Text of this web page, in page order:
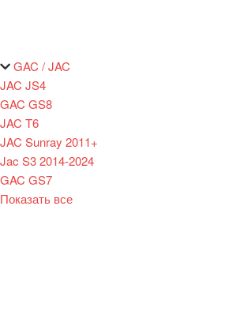
GAC / JAC
JAC JS4
GAC GS8
JAC T6
JAC Sunray 2011+
Jac S3 2014-2024
GAC GS7
Показать все